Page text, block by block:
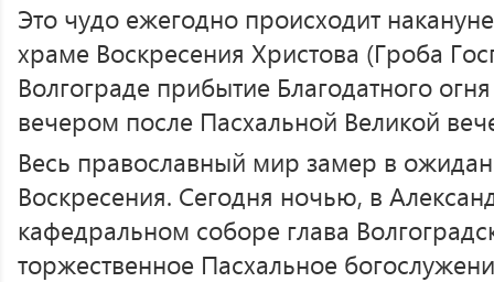
Это чудо ежегодно происходит
храме Воскресения Христова (Гроба
Волгограде прибытие Благодатного
вечером после Пасхальной Великой
Весь православный мир замер в
Воскресения. Сегодня ночью, в
кафедральном соборе глава
торжественное Пасхальное